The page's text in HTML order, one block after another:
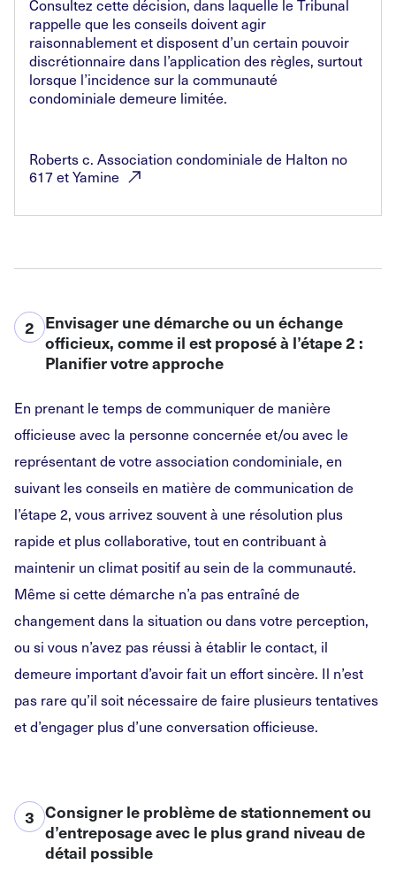
Consultez cette décision, dans laquelle le Tribunal
rappelle que les conseils doivent agir
raisonnablement et disposent d’un certain pouvoir
discrétionnaire dans l’application des règles, surtout
lorsque l’incidence sur la communauté
condominiale demeure limitée.
Roberts c. Association condominiale de Halton no
617 etYamine
2 Envisager une démarche ou un échange
officieux, comme il est proposé à l’étape 2 :
Planifier votre approche
En prenant le temps de communiquer de manière
officieuse avec la personne concernée et/ou avec le
représentant de votre association condominiale, en
suivant les conseils en matière de communication de
l’étape 2, vous arrivez souvent à une résolution plus
rapide et plus collaborative, tout en contribuant à
maintenir un climat positif au sein de la communauté.
Même si cette démarche n’a pas entraîné de
changement dans la situation ou dans votre perception,
ou si vous n’avez pas réussi à établir le contact, il
demeure important d’avoir fait un effort sincère. Il n’est
pas rare qu’il soit nécessaire de faire plusieurs tentatives
et d’engager plus d’une conversation officieuse.
3 Consigner le problème de stationnement ou
d’entreposage avec le plus grand niveau de
détail possible